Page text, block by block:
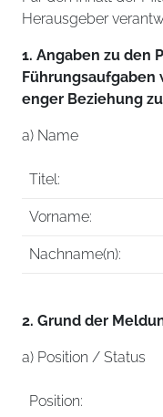
Herausgeber
1. Angaben zu den
Führungsaufgaben
enger Beziehung
a) Name
Titel:
Vorname:
Nachname(n):
2. Grund der
a) Position / Status
Position: